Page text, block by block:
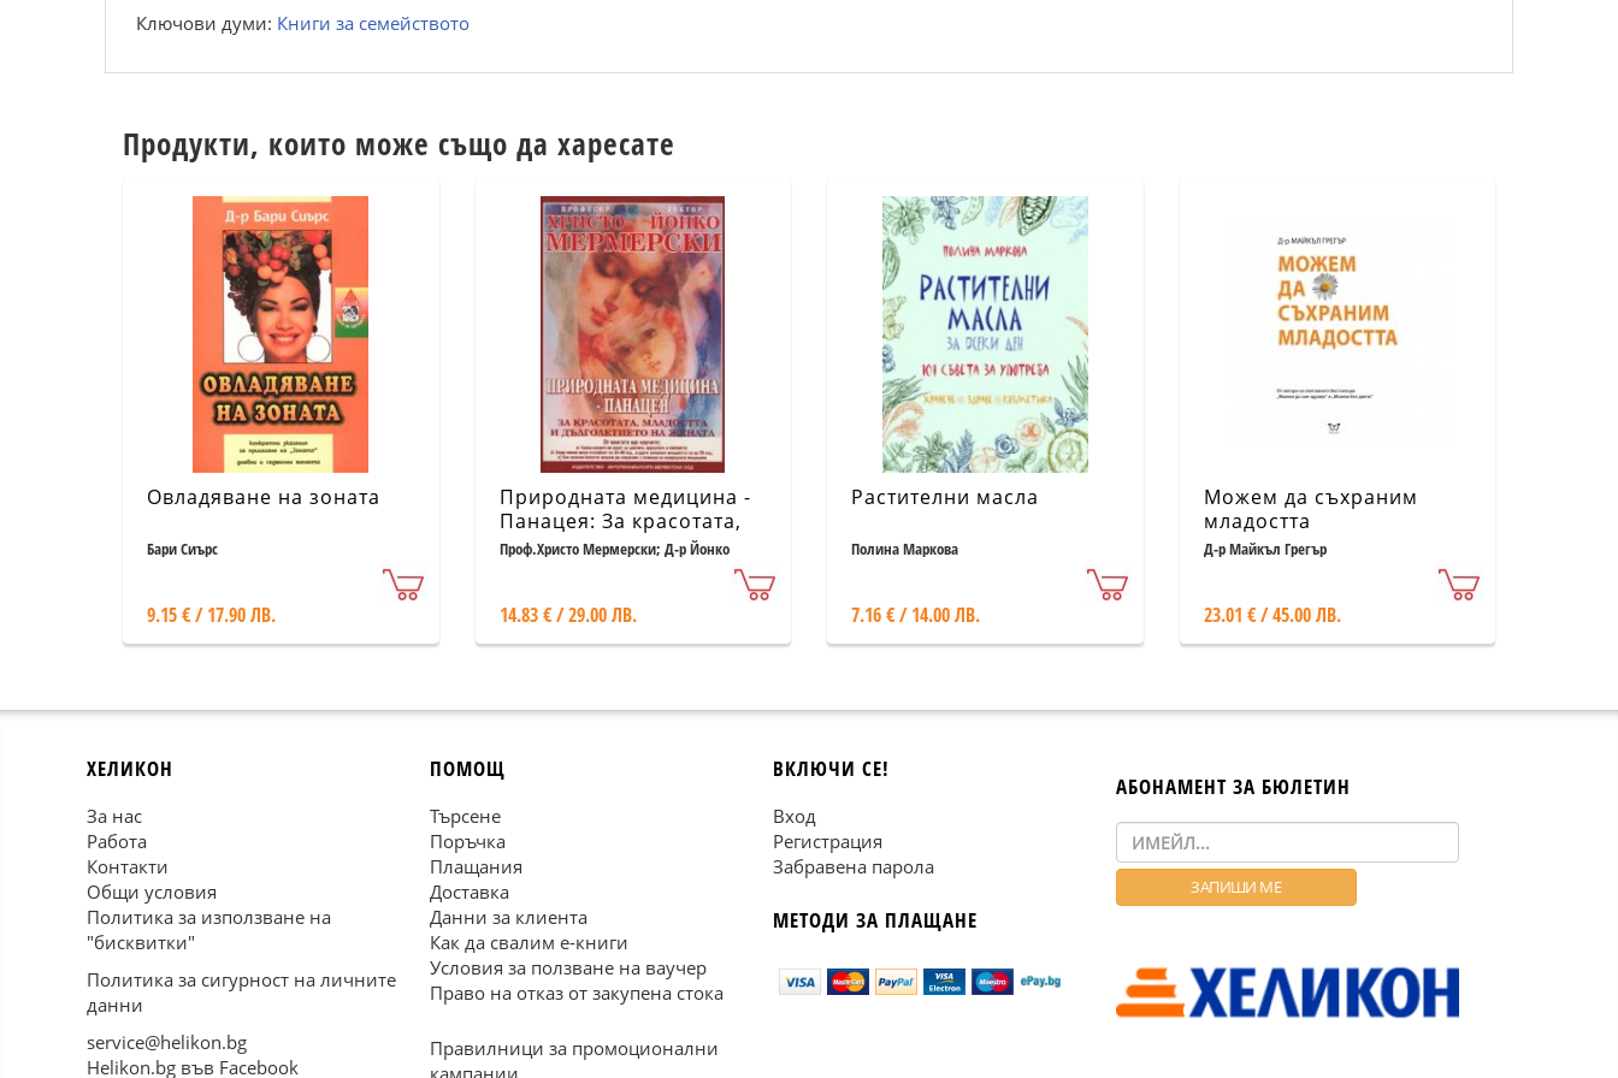
Ключови думи: Книги за семейството
Продукти, които може също да харесате
Овладяване на зоната
Бари Сиърс
9.15 € / 17.90 ЛВ.
Природната медицина -
Панацея: За красотата,
младостта и
дълголетието на жената
Проф.Христо Мермерски; Д-р Йонко
14.83 € / 29.00 ЛВ.
Растителни масла
Полина Маркова
7.16 € / 14.00 ЛВ.
Можем да съхраним
младостта
Д-р Майкъл Грегър
23.01 € / 45.00 ЛВ.
ХЕЛИКОН
За нас
Работа
Контакти
Общи условия
Политика за използване на
"бисквитки"
Политика за сигурност на личните
данни
service@helikon.bg
Helikon.bg във Facebook
ПОМОЩ
Търсене
Поръчка
Плащания
Доставка
Данни за клиента
Как да свалим е-книги
Условия за ползване на ваучер
Право на отказ от закупена стока
Правилници за промоционални
кампании
ВКЛЮЧИ СЕ!
Вход
Регистрация
Забравена парола
МЕТОДИ ЗА ПЛАЩАНЕ
АБОНАМЕНТ ЗА БЮЛЕТИН